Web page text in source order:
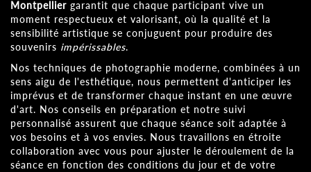
Montpellier garantit que chaque participant vive un
moment respectueux et valorisant, où la qualité et la
sensibilité artistique se conjuguent pour produire des
souvenirs impérissables.
Nos techniques de photographie moderne, combinées à un
sens aigu de l'esthétique, nous permettent d'anticiper les
imprévus et de transformer chaque instant en une œuvre
d'art. Nos conseils en préparation et notre suivi
personnalisé assurent que chaque séance soit adaptée à
vos besoins et à vos envies. Nous travaillons en étroite
collaboration avec vous pour ajuster le déroulement de la
séance en fonction des conditions du jour et de votre